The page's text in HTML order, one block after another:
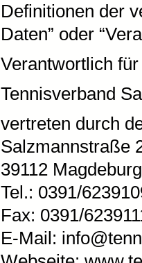
Definitionen der
Daten” oder
Verantwortlich
Tennisverband
vertreten durch
Salzmannstraße
39112 Magdeburg
Tel.: 0391/
Fax: 0391/
E-Mail: